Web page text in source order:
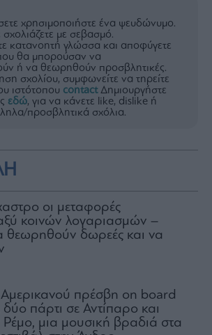
χρησιμοποιήστε ένα ψευδώνυμο.
με σεβασμό.
κατανοητή γλώσσα και αποφύγετε
θα μπορούσαν να
ή να θεωρηθούν προσβλητικές.
σχολίου, συμφωνείτε να τηρείτε
ιστότοπου contactΔημιουργήστε
εδώ, για να κάνετε like, dislike ή
προσβλητικά σχόλια.
οι μεταφορές
κοινών λογαριασμών –
θεωρηθούν δωρεές και να
Αμερικανού πρέσβη on board
πάρτι σε Αντίπαρο και
μια μουσική βραδιά στα